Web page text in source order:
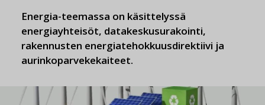
Energia-teemassa on käsittelyssä
energiayhteisöt, datakeskusurakointi,
rakennusten energiatehokkuusdirektiivi ja
aurinkoparvekekaiteet.